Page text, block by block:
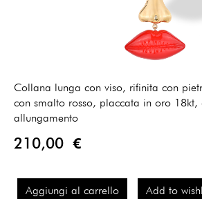
Collana lunga con viso, rifinita con
con smalto rosso, placcata in oro 18kt,
allungamento
210,00 €
Aggiungi al carrello Add to